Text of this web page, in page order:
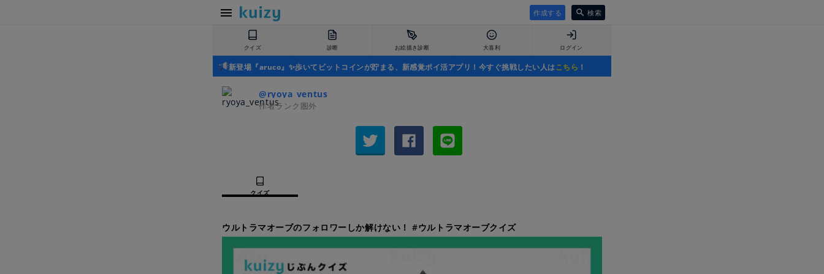
作成する 検索
クイズ 診断 お絵描き診断 大喜利 ログイン
新登場『aruco』✨歩いてビットコインが貯まる、新感覚ポイ活アプリ！今すぐ挑戦したい人はこちら ！
@ryoya_ventus
作者ランク圏外
クイズ
ウルトラマオーブのフォロワーしか解けない！ #ウルトラマオーブクイズ